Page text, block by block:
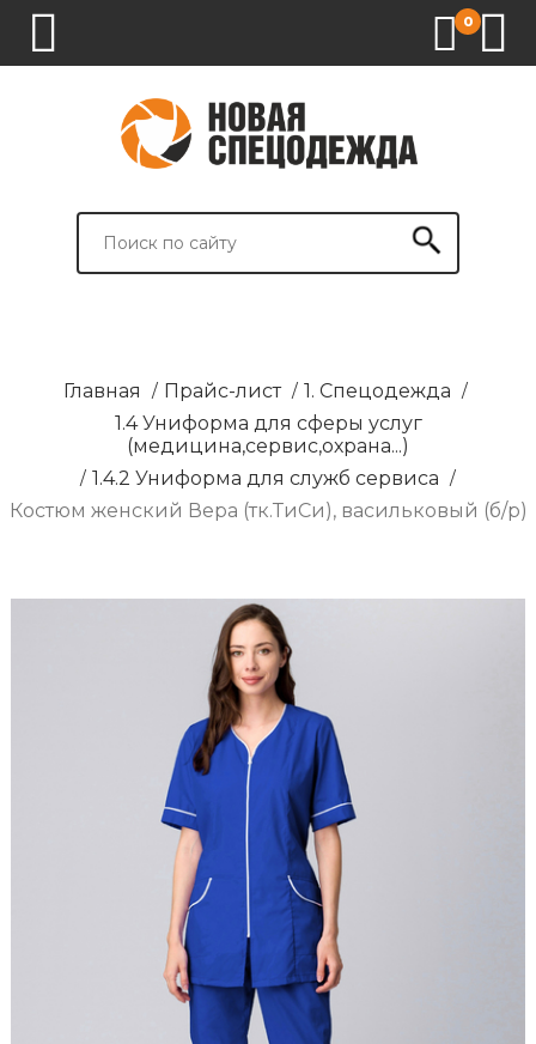
0
СПЕЦОДЕЖДА
СПЕЦОБУВЬ
СРЕДСТВА
ВСПОМОГАТЕЛЬНЫЕ
БРЕНДИРОВАНИЕ
Главная / Прайс-лист / 1. Спецодежда /
1.4 Униформа для сферы услуг
(медицина,сервис,охрана...)
/ 1.4.2 Униформа для служб сервиса /
Костюм женский Вера (тк.ТиСи), васильковый (б/р)